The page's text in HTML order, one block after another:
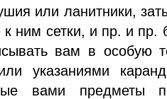
или ланитники,
к ним сетки, и пр. и пр.
вам в особую
указаниями
вами предметы